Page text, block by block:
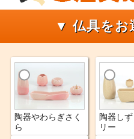
▼ 仏具をお
陶器やわらぎさく
ら
陶器し
リー